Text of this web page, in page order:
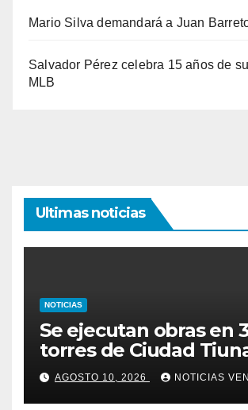
Mario Silva demandará a Juan
Salvador Pérez celebra 15 años de
MLB
Ultimas noticias
NOTICIAS
Se ejecutan obras en
torres de Ciudad
AGOSTO 10, 2026 NOTICIAS